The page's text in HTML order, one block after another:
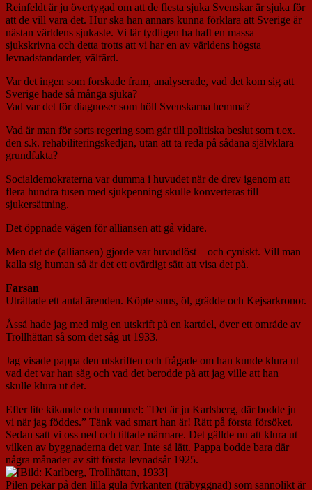
Reinfeldt är ju övertygad om att de flesta sjuka Svenskar är sjuka för
att de vill vara det. Hur ska han annars kunna förklara att Sverige är
nästan världens sjukaste. Vi lär tydligen ha haft en massa
sjukskrivna och detta trotts att vi har en av världens högsta
levnadstandarder, välfärd.
Var det ingen som forskade fram, analyserade, vad det kom sig att
Sverige hade så många sjuka?
Vad var det för diagnoser som höll Svenskarna hemma?
Vad är man för sorts regering som går till politiska beslut som t.ex.
den s.k. rehabiliteringskedjan, utan att ta reda på sådana självklara
grundfakta?
Socialdemokraterna var dumma i huvudet när de drev igenom att
flera hundra tusen med sjukpenning skulle konverteras till
sjukersättning.
Det öppnade vägen för alliansen att gå vidare.
Men det de (alliansen) gjorde var huvudlöst – och cyniskt. Vill man
kalla sig human så är det ett ovärdigt sätt att visa det på.
Farsan
Uträttade ett antal ärenden. Köpte snus, öl, grädde och Kejsarkronor.
Åsså hade jag med mig en utskrift på en kartdel, över ett område av
Trollhättan så som det såg ut 1933.
Jag visade pappa den utskriften och frågade om han kunde klura ut
vad det var han såg och vad det berodde på att jag ville att han
skulle klura ut det.
Efter lite kikande och mummel: ”Det är ju Karlsberg, där bodde ju
vi när jag föddes.” Tänk vad smart han är! Rätt på första försöket.
Sedan satt vi oss ned och tittade närmare. Det gällde nu att klura ut
vilken av byggnaderna det var. Inte så lätt. Pappa bodde bara där
några månader av sitt första levnadsår 1925.
Pilen pekar på den lilla gula fyrkanten (träbyggnad) som sannolikt är